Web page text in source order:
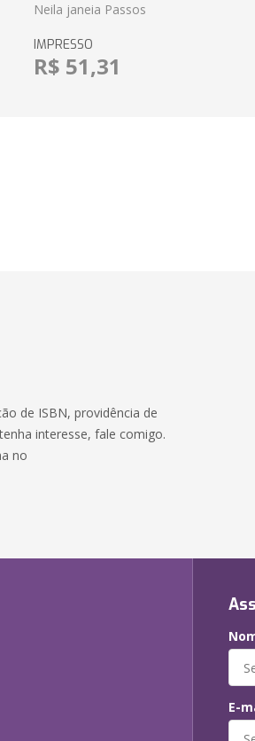
Neila janeia Passos
IMPRESSO
R$ 51,31
de ISBN, providência de
interesse, fale comigo.
no
E-